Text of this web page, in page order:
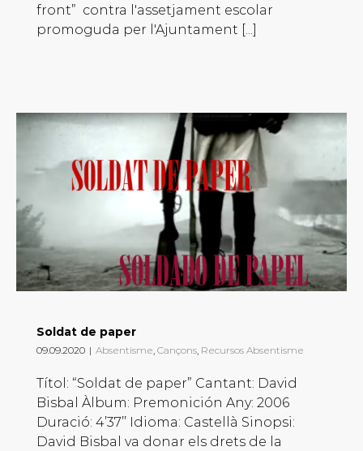
front” contra l'assetjament escolar
promoguda per l'Ajuntament [...]
Soldat de paper
09.09.2020 | Absentisme, Cançons, Recursos Absentisme
Títol: “Soldat de paper” Cantant: David
Bisbal Àlbum: Premonición Any: 2006
Duració: 4’37’’ Idioma: Castellà Sinopsi:
David Bisbal va donar els drets de la